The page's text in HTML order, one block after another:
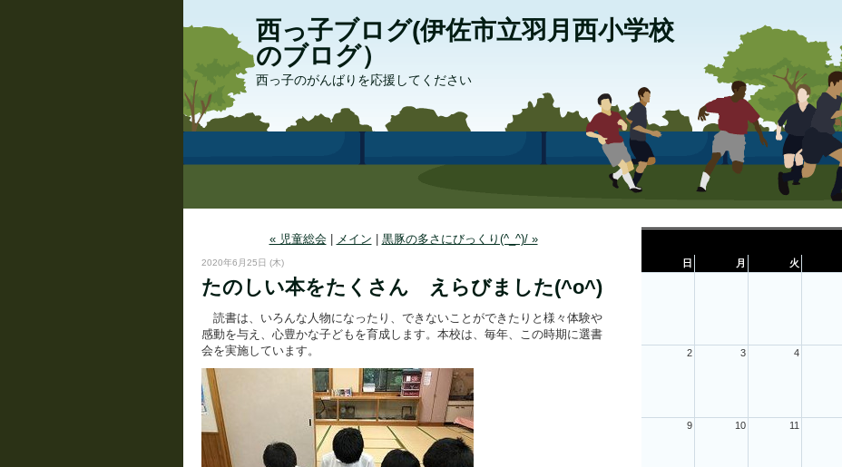
西っ子ブログ(伊佐市立羽月西小学校
のブログ）
西っ子のがんばりを応援してください
« 児童総会| メイン 黒豚の多さにびっくり(^_^)/ »
2020年6月25日 (木)
たのしい本をたくさん えらびました(^o^)
読書は、いろんな人物になったり、できないことができたりと様々体験や
感動を与え、心豊かな子どもを育成します。本校は、毎年、この時期に選書
会を実施しています。
日 月 火
2 3 4
9 10 11